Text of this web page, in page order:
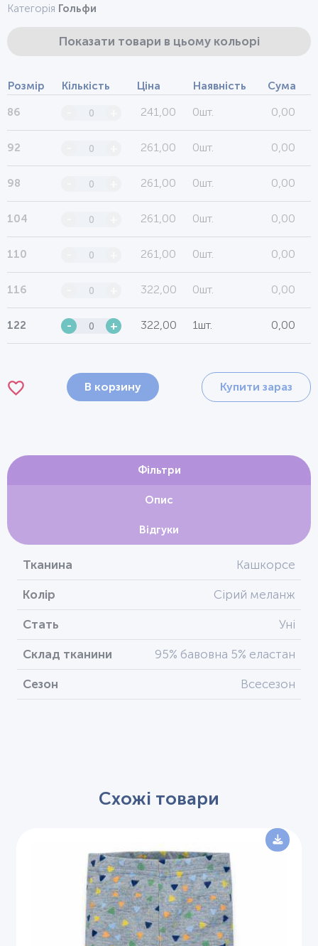
Категорія Гольфи
Показати товари в цьому кольорі
Розмір Кількість Ціна Наявність Сума
86 241,00 0шт. 0,00
92 261,00 0шт. 0,00
98 261,00 0шт. 0,00
104 261,00 0шт. 0,00
110 261,00 0шт. 0,00
116 322,00 0шт. 0,00
122 - + 322,00 1шт. 0,00
В корзину Купити зараз
Фільтри
Опис
Відгуки
Тканина Кашкорсе
Колір Сірий меланж
Стать Уні
Склад тканини 95% бавовна 5% еластан
Сезон Всесезон
Схожі товари